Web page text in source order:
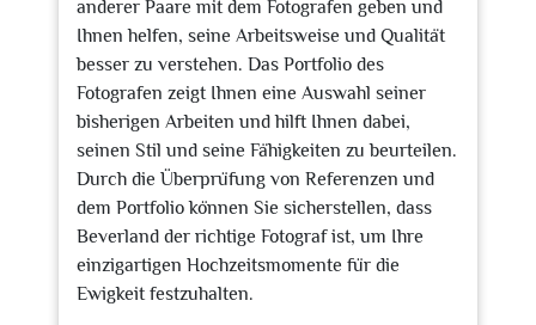
anderer Paare mit dem Fotografen geben und
Ihnen helfen, seine Arbeitsweise und Qualität
besser zu verstehen. Das Portfolio des
Fotografen zeigt Ihnen eine Auswahl seiner
bisherigen Arbeiten und hilft Ihnen dabei,
seinen Stil und seine Fähigkeiten zu beurteilen.
Durch die Überprüfung von Referenzen und
dem Portfolio können Sie sicherstellen, dass
Beverland der richtige Fotograf ist, um Ihre
einzigartigen Hochzeitsmomente für die
Ewigkeit festzuhalten.